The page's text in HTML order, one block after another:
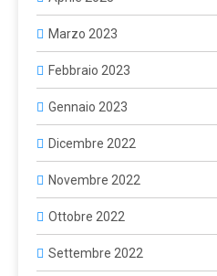
Marzo 2023
Febbraio 2023
Gennaio 2023
Dicembre 2022
Novembre 2022
Ottobre 2022
Settembre 2022